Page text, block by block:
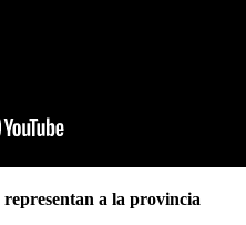
representan a la provincia